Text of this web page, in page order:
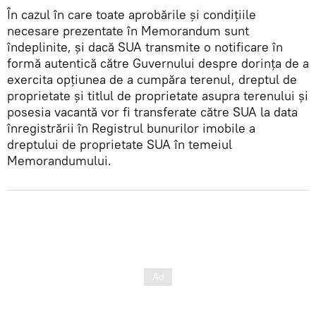
În cazul în care toate aprobările și condițiile
necesare prezentate în Memorandum sunt
îndeplinite, și dacă SUA transmite o notificare în
formă autentică către Guvernului despre dorința de a
exercita opțiunea de a cumpăra terenul, dreptul de
proprietate și titlul de proprietate asupra terenului și
posesia vacantă vor fi transferate către SUA la data
înregistrării în Registrul bunurilor imobile a
dreptului de proprietate SUA în temeiul
Memorandumului.